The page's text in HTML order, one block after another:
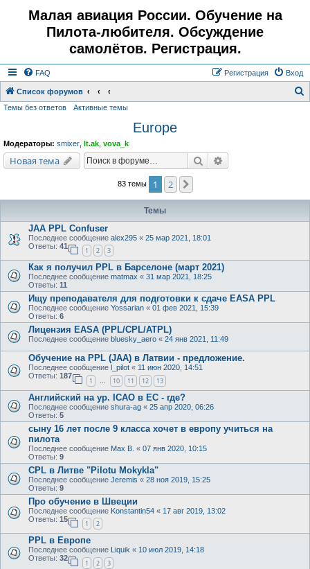
Малая авиация России. Обучение на
Пилота-любителя. Обсуждение
самолётов. Регистрация.
FAQ Вход
Регистрация
Список форумов
Темы без ответов Активные темы
Europe
Модераторы: smixer lt.ak vova_k
Новая тема Поиск
83 темы 1 2
Темы
JAA PPL Confuser
Последнее сообщение alex295 « 25 мар 2021, 18:01
Ответы: 41
1 2 3
Как я получил PPL в Барселоне (март 2021)
Последнее сообщение matmax « 31 мар 2021, 18:25
Ответы: 11
Ищу преподавателя для подготовки к сдаче EASA PPL
Последнее сообщение Yossarian « 01 фев 2021, 15:39
Ответы: 6
Лицензия EASA (PPL/CPL/ATPL)
Последнее сообщение bluesky_aero « 24 янв 2021, 11:49
Oбучениe на PPL (JAA) в Латвии - предложение.
Последнее сообщение l_pilot « 11 июн 2020, 14:51
Ответы: 187
1 … 10 11 12 13
Английский на ур. ICAO в ЕС - где?
Последнее сообщение shura-ag « 25 апр 2020, 06:26
Ответы: 5
сыну 16 лет после 9 класса хочет в европу учиться на
пилота
Последнее сообщение Max B. « 07 янв 2020, 10:15
Ответы: 9
CPL в Литве "Pilotu Mokykla"
Последнее сообщение Jeremis « 28 ноя 2019, 15:25
Ответы: 9
Про обучение в Швеции
Последнее сообщение Konstantin54 « 17 авг 2019, 13:02
Ответы: 15
1 2
PPL в Европе
Последнее сообщение Liquik « 10 июл 2019, 14:18
Ответы: 32
1 2 3